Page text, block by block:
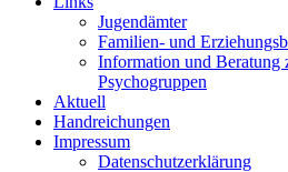
Jugendämter
Familien- und
Information und Beratung
Psychogruppen
Aktuell
Handreichungen
Impressum
Datenschutzerklärung